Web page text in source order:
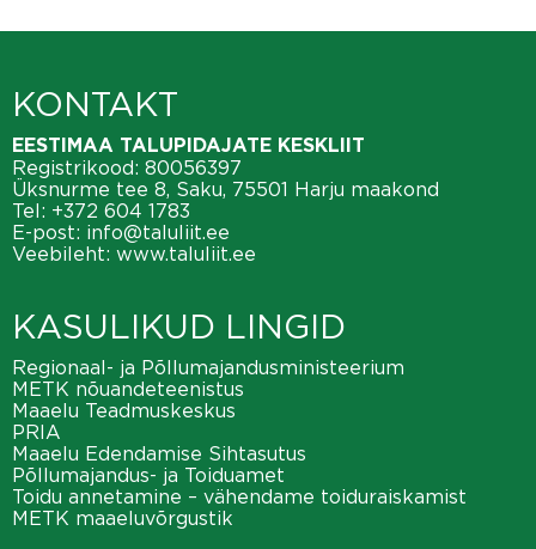
KONTAKT
EESTIMAA TALUPIDAJATE KESKLIIT
Registrikood: 80056397
Üksnurme tee 8, Saku, 75501 Harju maakond
Tel: +372 604 1783
E-post: info@taluliit.ee
Veebileht: www.taluliit.ee
KASULIKUD LINGID
Regionaal- ja Põllumajandusministeerium
METK nõuandeteenistus
Maaelu Teadmuskeskus
PRIA
Maaelu Edendamise Sihtasutus
Põllumajandus- ja Toiduamet
Toidu annetamine – vähendame toiduraiskamist
METK maaeluvõrgustik